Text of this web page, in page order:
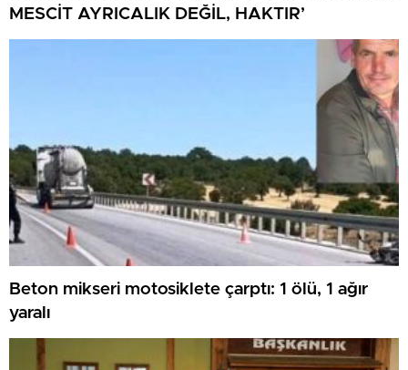
MESCİT AYRICALIK DEĞİL, HAKTIR’
Beton mikseri motosiklete çarptı: 1 ölü, 1 ağır
yaralı